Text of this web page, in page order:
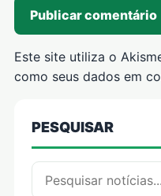
Este site utiliza o
como seus dados em
PESQUISAR
Pesquisar por: